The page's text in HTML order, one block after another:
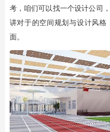
考，咱们可以找一个设计公司
讲对于的空间规划与设计风
面。